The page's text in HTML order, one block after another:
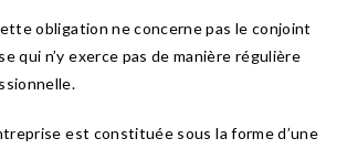
obligation ne concerne pas le conjoint
qui n’y exerce pas de manière régulière
est constituée sous la forme d’une